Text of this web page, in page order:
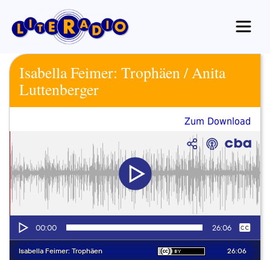
Inhalt
springen
Isabella Feimer: Trophäen / Anita
Luttenberger
Zum Download